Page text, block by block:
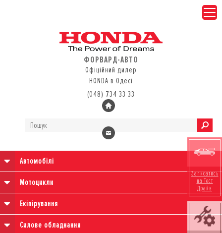
ФОРВАРД-АВТО
Офіційний дилер
HONDA в Одесі
(048) 734 33 33
Автомобілі
Мотоцикли
Екіпірування
Силове обладнання
Записатись
на Тест
Драйв